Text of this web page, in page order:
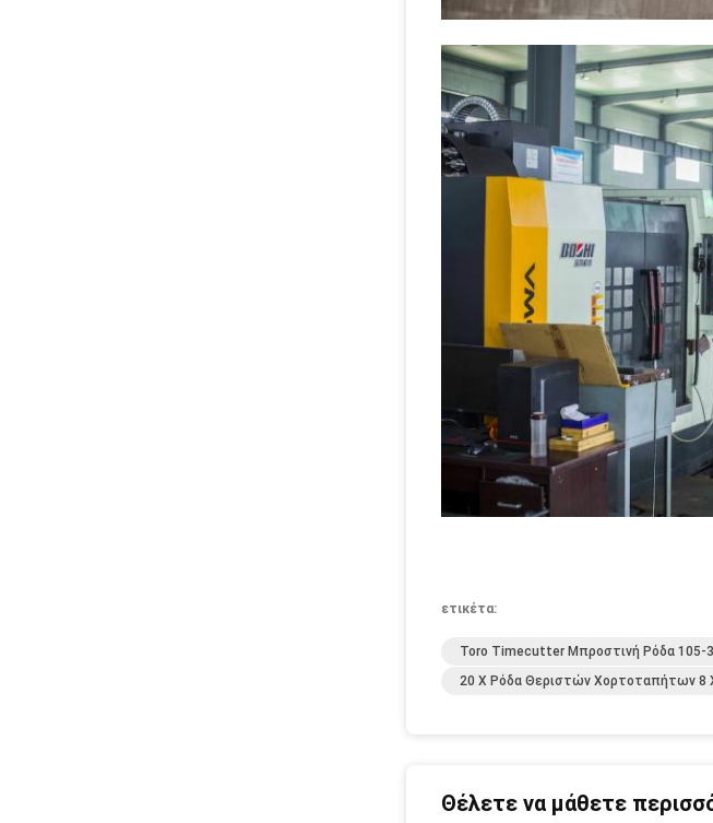
ετικέτα:
Toro Timecutter Μπροστινή Ρόδα 105-
20 X Ρόδα Θεριστών Χορτοταπήτων 8
Θέλετε να μάθετε